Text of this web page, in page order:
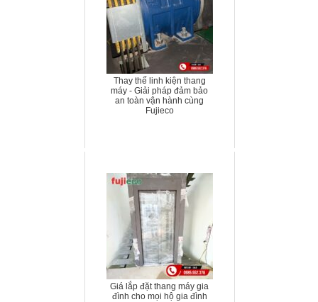
Thay thế linh kiện thang
máy - Giải pháp đảm bảo
an toàn vận hành cùng
Fujieco
Giá lắp đặt thang máy gia
đình cho mọi hộ gia đình